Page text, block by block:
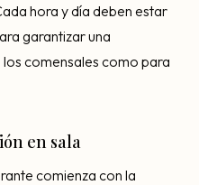
hora y día deben estar
garantizar una
comensales como para
en sala
comienza con la